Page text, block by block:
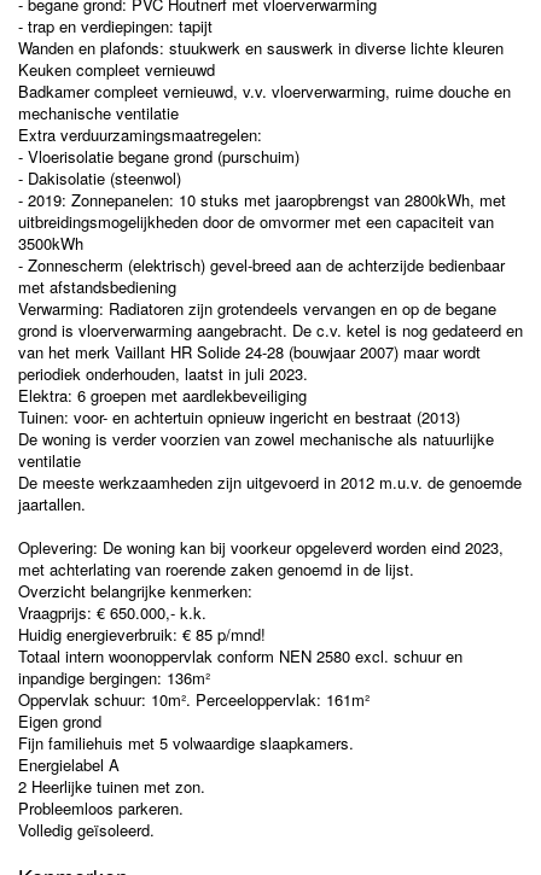
- trap en verdiepingen: tapijt
Wanden en plafonds: stuukwerk en sauswerk in diverse lichte kleuren
Keuken compleet vernieuwd
Badkamer compleet vernieuwd, v.v. vloerverwarming, ruime douche en
mechanische ventilatie
Extra verduurzamingsmaatregelen:
- Vloerisolatie begane grond (purschuim)
- Dakisolatie (steenwol)
- 2019: Zonnepanelen: 10 stuks met jaaropbrengst van 2800kWh, met
uitbreidingsmogelijkheden door de omvormer met een capaciteit van
3500kWh
- Zonnescherm (elektrisch) gevel-breed aan de achterzijde bedienbaar
met afstandsbediening
Verwarming: Radiatoren zijn grotendeels vervangen en op de begane
grond is vloerverwarming aangebracht. De c.v. ketel is nog gedateerd en
van het merk Vaillant HR Solide 24-28 (bouwjaar 2007) maar wordt
periodiek onderhouden, laatst in juli 2023.
Elektra: 6 groepen met aardlekbeveiliging
Tuinen: voor- en achtertuin opnieuw ingericht en bestraat (2013)
De woning is verder voorzien van zowel mechanische als natuurlijke
ventilatie
De meeste werkzaamheden zijn uitgevoerd in 2012 m.u.v. de genoemde
jaartallen.
Oplevering: De woning kan bij voorkeur opgeleverd worden eind 2023,
met achterlating van roerende zaken genoemd in de lijst.
Overzicht belangrijke kenmerken:
Vraagprijs: € 650.000,- k.k.
Huidig energieverbruik: € 85 p/mnd!
Totaal intern woonoppervlak conform NEN 2580 excl. schuur en
inpandige bergingen: 136m²
Oppervlak schuur: 10m². Perceeloppervlak: 161m²
Eigen grond
Fijn familiehuis met 5 volwaardige slaapkamers.
Energielabel A
2 Heerlijke tuinen met zon.
Probleemloos parkeren.
Volledig geïsoleerd.